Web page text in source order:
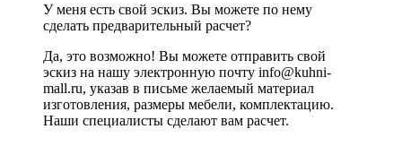
У меня есть свой эскиз. Вы можете по нему
сделать предварительный расчет?
Да, это возможно! Вы можете отправить свой
эскиз на нашу электронную почту info@kuhni-
mall.ru, указав в письме желаемый материал
изготовления, размеры мебели, комплектацию.
Наши специалисты сделают вам расчет.